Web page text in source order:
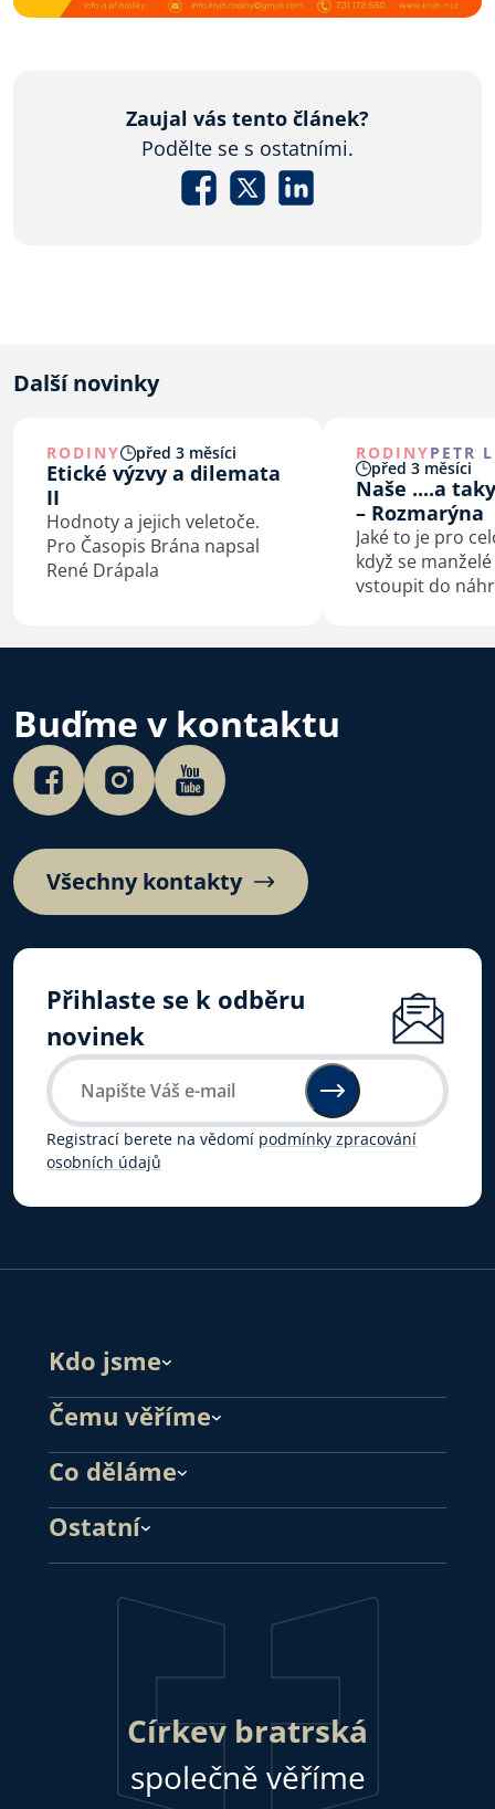
Zaujal vás tento článek?
Podělte se s ostatními.
Další novinky
RODINY před 3 měsíci
Etické výzvy a dilemata
II
Hodnoty a jejich veletoče.
Pro Časopis Brána napsal
René Drápala
RODINYPETR
před 3 měsíci
Naše ....a
– Rozmarýna
Jaké to je pro
když se
vstoupit do
Buďme v kontaktu
Všechny kontakty
Přihlaste se k odběru
novinek
Registrací berete na vědomí podmínky zpracování
osobních údajů
Kdo jsme
Čemu věříme
Co děláme
Ostatní
Církev bratrská
společně věříme